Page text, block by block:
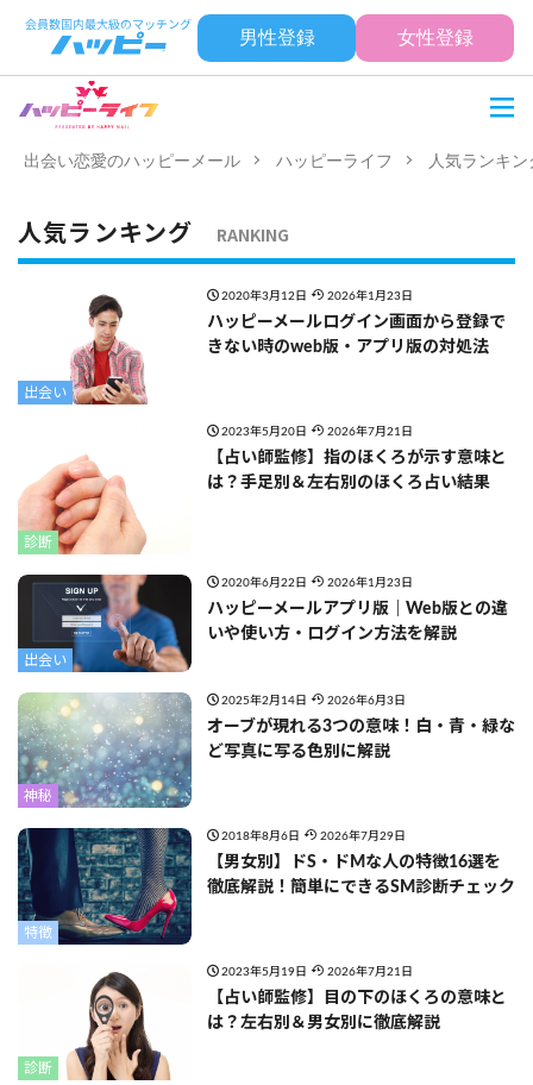
男性登録 女性登録
出会い恋愛のハッピーメール ハッピーライフ 人気ランキン
人気ランキング RANKING
出会い
2020年3月12日 2026年1月23日
ハッピーメールログイン画面から登録で
きない時のweb版・アプリ版の対処法
診断
2023年5月20日 2026年7月21日
【占い師監修】指のほくろが示す意味と
は？手足別＆左右別のほくろ占い結果
出会い
2020年6月22日 2026年1月23日
ハッピーメールアプリ版｜Web版との違
いや使い方・ログイン方法を解説
神秘
2025年2月14日 2026年6月3日
オーブが現れる3つの意味！白・青・緑な
ど写真に写る色別に解説
特徴
2018年8月6日 2026年7月29日
【男女別】ドS・ドMな人の特徴16選を
徹底解説！簡単にできるSM診断チェック
診断
2023年5月19日 2026年7月21日
【占い師監修】目の下のほくろの意味と
は？左右別＆男女別に徹底解説